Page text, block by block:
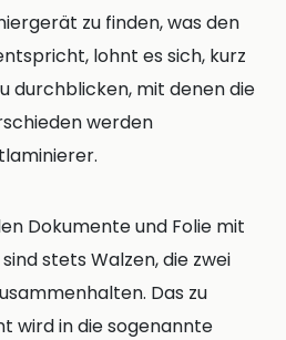
zu finden, was den
lohnt es sich, kurz
durchblicken, mit denen die
werden
Dokumente und Folie mit
stets Walzen, die zwei
Das zu
wird in die sogenannte